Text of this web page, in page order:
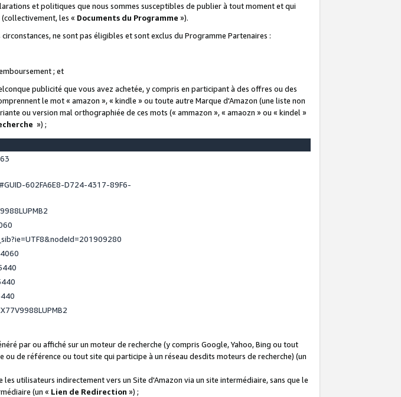
et politiques que nous sommes susceptibles de publier à tout moment et qui
(collectivement, les « Documents du Programme »).
ne sont pas éligibles et sont exclus du Programme Partenaires :
; et
publicité que vous avez achetée, y compris en participant à des offres ou des
le mot « amazon », « kindle » ou toute autre Marque d'Amazon (une liste non
ou version mal orthographiée de ces mots (« ammazon », « amaozn » ou « kindel »
») ;
602FA6E8-D724-4317-89F6-
par ou affiché sur un moteur de recherche (y compris Google, Yahoo, Bing ou tout
de référence ou tout site qui participe à un réseau desdits moteurs de recherche) (un
utilisateurs indirectement vers un Site d'Amazon via un site intermédiaire, sans que le
(un « Lien de Redirection ») ;